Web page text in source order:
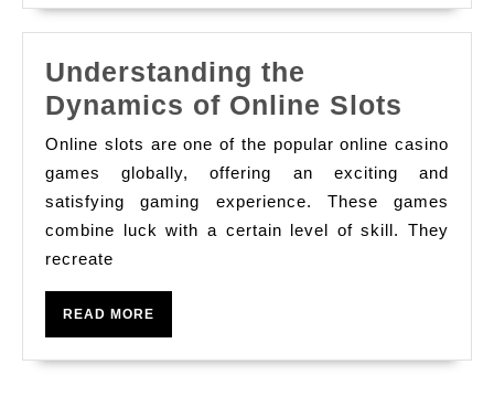
디
포
커
기
계
와
Understanding the
Dynamics of Online Slots
the
of
Online
Online slots are one of the popular online casino
games globally, offering an exciting and
satisfying gaming experience. These games
combine luck with a certain level of skill. They
recreate
READ MORE